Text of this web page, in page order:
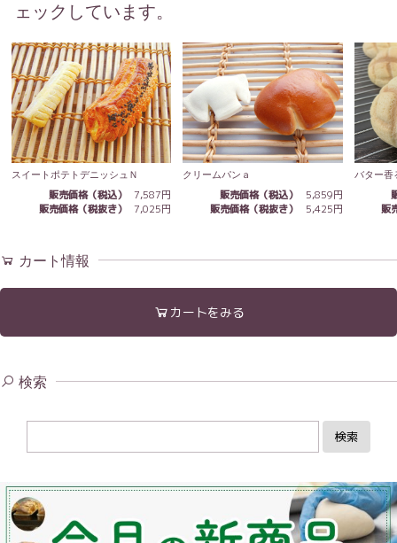
ェックしています。
スイートポテトデニッシュＮ
販売価格（税込）
7,587円
販売価格（税抜き）
7,025円
クリームパンａ
販売価格（税込）
5,859円
販売価格（税抜き）
5,425円
バター香
販
カート情報
カートをみる
検索
検索